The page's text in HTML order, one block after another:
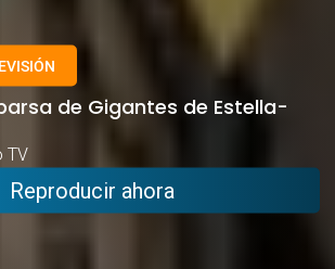
de Gigantes de Estella-
TV
Reproducir ahora